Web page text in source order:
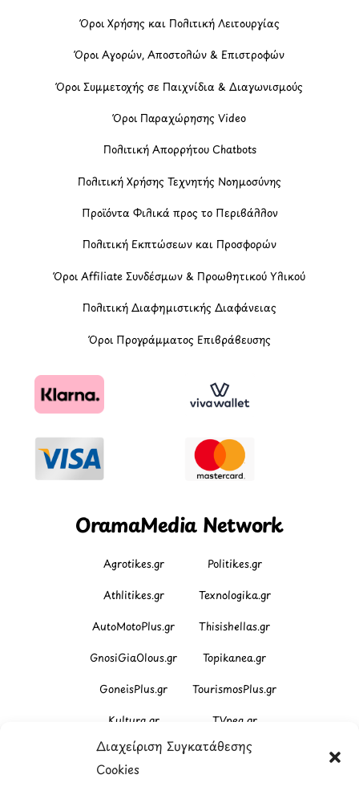
Διαχείριση Συγκατάθεσης
Cookies
Όροι Χρήσης και Πολιτική Λειτουργίας
Όροι Αγορών, Αποστολών & Επιστροφών
Όροι Συμμετοχής σε Παιχνίδια & Διαγωνισμούς
Όροι Παραχώρησης Video
Πολιτική Απορρήτου Chatbots
Πολιτική Χρήσης Τεχνητής Νοημοσύνης
Προϊόντα Φιλικά προς το Περιβάλλον
Πολιτική Εκπτώσεων και Προσφορών
Όροι Affiliate Συνδέσμων & Προωθητικού Υλικού
Πολιτική Διαφημιστικής Διαφάνειας
Όροι Προγράμματος Επιβράβευσης
OramaMedia Network
Agrotikes.gr Politikes.gr
Athlitikes.gr Texnologika.gr
AutoMotoPlus.gr Thisishellas.gr
GnosiGiaOlous.gr Topikanea.gr
GoneisPlus.gr TourismosPlus.gr
Kultura.gr TVnea.gr
Loatki.gr Upnow.gr